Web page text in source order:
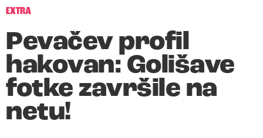
EXTRA
Pevačev profil
hakovan: Golišave
fotke završile na
netu!